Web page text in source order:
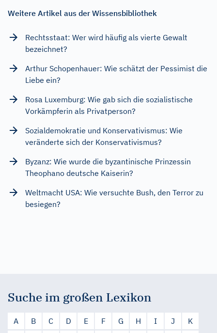
Weitere Artikel aus der Wissensbibliothek
Rechtsstaat: Wer wird häufig als vierte Gewalt
bezeichnet?
Arthur Schopenhauer: Wie schätzt der Pessimist die
Liebe ein?
Rosa Luxemburg: Wie gab sich die sozialistische
Vorkämpferin als Privatperson?
Sozialdemokratie und Konservativismus: Wie
veränderte sich der Konservativismus?
Byzanz: Wie wurde die byzantinische Prinzessin
Theophano deutsche Kaiserin?
Weltmacht USA: Wie versuchte Bush, den Terror zu
besiegen?
Suche im großen Lexikon
A B C D E F G H I J
K